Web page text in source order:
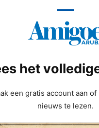
het
een gratis account aan
nieuws te lezen.